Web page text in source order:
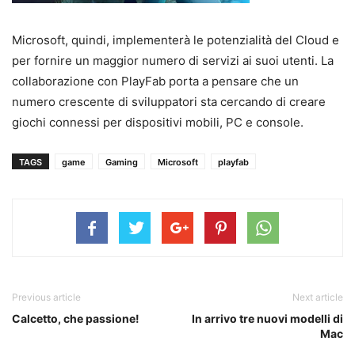
Microsoft, quindi, implementerà le potenzialità del Cloud e
per fornire un maggior numero di servizi ai suoi utenti. La
collaborazione con PlayFab porta a pensare che un
numero crescente di sviluppatori sta cercando di creare
giochi connessi per dispositivi mobili, PC e console.
TAGS game Gaming Microsoft playfab
Previous article
Calcetto, che passione!
Next article
In arrivo tre nuovi modelli di
Mac